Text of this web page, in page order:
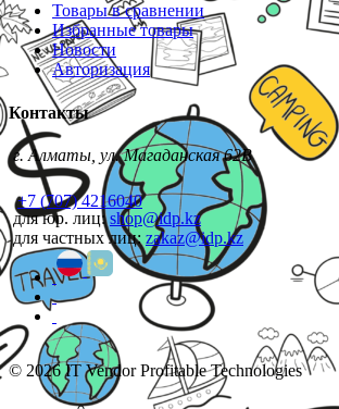
Товары в сравнении
Избранные товары
Новости
Авторизация
Контакты
г. Алматы, ул. Магаданская 62В
+7 (707) 4216040
для юр. лиц:shop@idp.kz
для частных лиц: zakaz@idp.kz
© 2026 IT Vendor Profitable Technologies